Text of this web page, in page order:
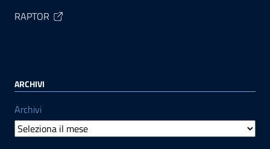
RAPTOR
ARCHIVI
Archivi